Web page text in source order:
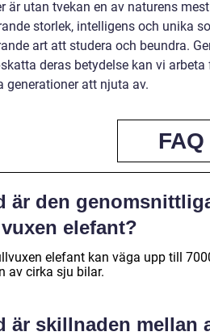
är utan tvekan en av naturens
storlek, intelligens och unika
art att studera och beundra.
deras betydelse kan vi
generationer att njuta av.
FAQ
är den
elefant?
elefant kan väga upp till
av cirka sju bilar.
är skillnaden mellan